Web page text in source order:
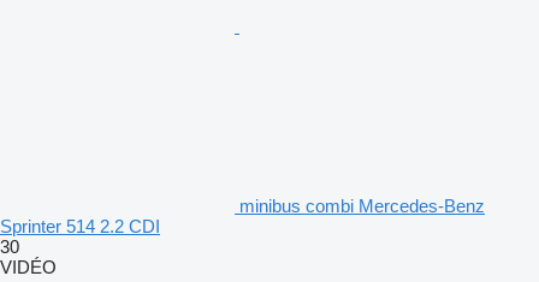
minibus combi Mercedes-Benz
Sprinter 514 2.2 CDI
30
VIDÉO